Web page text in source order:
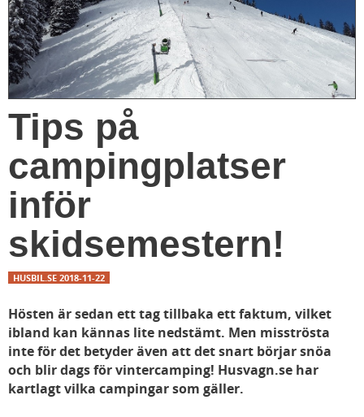
Tips på
campingplatser
inför
skidsemestern!
HUSBIL.SE 2018-11-22
Hösten är sedan ett tag tillbaka ett faktum, vilket
ibland kan kännas lite nedstämt. Men misströsta
inte för det betyder även att det snart börjar snöa
och blir dags för vintercamping! Husvagn.se har
kartlagt vilka campingar som gäller.